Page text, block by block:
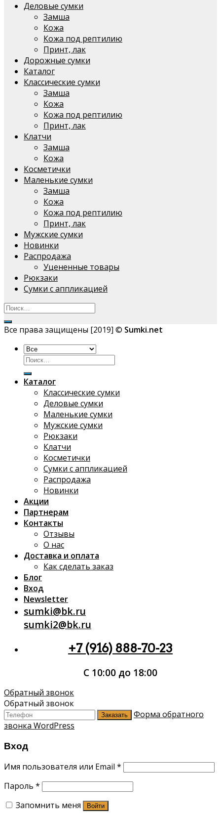
Деловые сумки
Замша
Кожа
Кожа под рептилию
Принт, лак
Дорожные сумки
Каталог
Классические сумки
Замша
Кожа
Кожа под рептилию
Принт, лак
Клатчи
Замша
Кожа
Косметички
Маленькие сумки
Замша
Кожа
Кожа под рептилию
Принт, лак
Мужские сумки
Новинки
Распродажа
Уцененные товары
Рюкзаки
Сумки с аппликацией
Все права защищены [2019] © Sumki.net
Искать:
Каталог
Классические сумки
Деловые сумки
Маленькие сумки
Мужские сумки
Рюкзаки
Клатчи
Косметички
Сумки с аппликацией
Распродажа
Новинки
Акции
Партнерам
Контакты
Отзывы
О нас
Доставка и оплата
Как сделать заказ
Блог
Вход
Newsletter
sumki@bk.ru
sumki2@bk.ru
+7 (916) 888-70-23
С 10:00 до 18:00
Обратный звонок
Обратный звонок
Заказать
Форма обратного
звонка WordPress
Вход
Имя пользователя или Email *
Пароль *
Запомнить меня
Войти